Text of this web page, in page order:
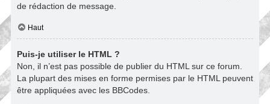
de rédaction de message.
Haut
Puis-je utiliser le HTML ?
Non, il n’est pas possible de publier du HTML sur ce forum.
La plupart des mises en forme permises par le HTML peuvent
être appliquées avec les BBCodes.